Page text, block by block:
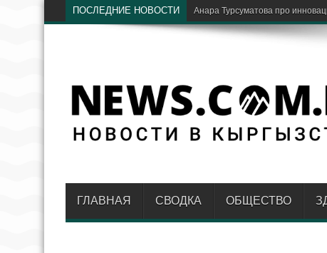
ПОСЛЕДНИЕ НОВОСТИ В путешествиях стало е
ГЛАВНАЯ СВОДКА ОБЩЕСТВО